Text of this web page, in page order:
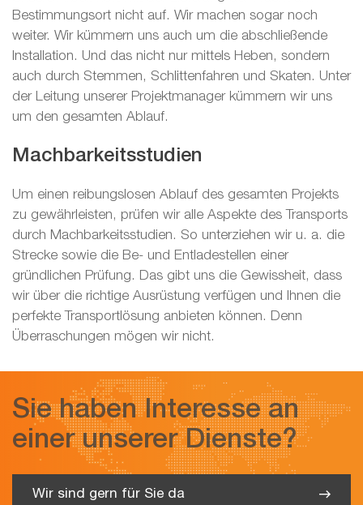
Bestimmungsort nicht auf. Wir machen sogar noch
weiter. Wir kümmern uns auch um die abschließende
Installation. Und das nicht nur mittels Heben, sondern
auch durch Stemmen, Schlittenfahren und Skaten. Unter
der Leitung unserer Projektmanager kümmern wir uns
um den gesamten Ablauf.
Machbarkeitsstudien
Um einen reibungslosen Ablauf des gesamten Projekts
zu gewährleisten, prüfen wir alle Aspekte des Transports
durch Machbarkeitsstudien. So unterziehen wir u. a. die
Strecke sowie die Be- und Entladestellen einer
gründlichen Prüfung. Das gibt uns die Gewissheit, dass
wir über die richtige Ausrüstung verfügen und Ihnen die
perfekte Transportlösung anbieten können. Denn
Überraschungen mögen wir nicht.
Sie haben Interesse an
einer unserer Dienste?
Wir sind gern für Sie da